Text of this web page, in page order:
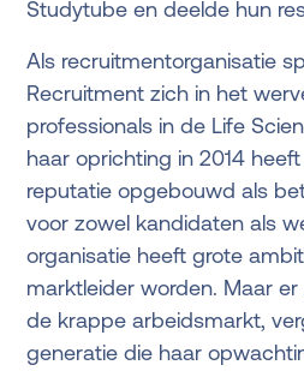
Studytube en deelde hun
Als recruitmentorganisatie
Recruitment zich in het
professionals in de Life
haar oprichting in 2014
reputatie opgebouwd als
voor zowel kandidaten als
organisatie heeft grote
marktleider worden. Maar
de krappe arbeidsmarkt,
generatie die haar